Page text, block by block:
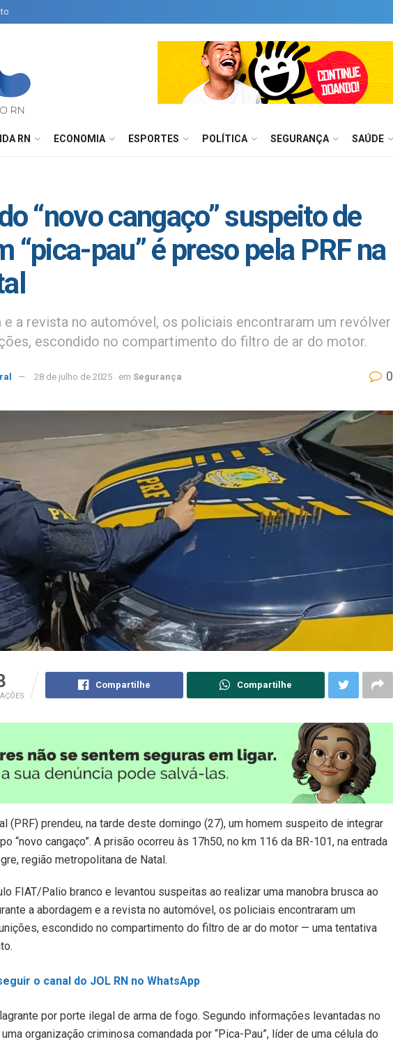
RN ECONOMIA ESPORTES POLÍTICA SEGURANÇA SAÚDE
“novo cangaço” suspeito de
“pica-pau” é preso pela PRF na
e a revista no automóvel, os policiais encontraram um revólver
escondido no compartimento do filtro de ar do motor.
28 de julho de 2025 em Segurança 0
Compartilhe Compartilhe
(PRF) prendeu, na tarde deste domingo (27), um homem suspeito de integrar
“novo cangaço”. A prisão ocorreu às 17h50, no km 116 da BR-101, na entrada
região metropolitana de Natal.
FIAT/Palio branco e levantou suspeitas ao realizar uma manobra brusca ao
a abordagem e a revista no automóvel, os policiais encontraram um
escondido no compartimento do filtro de ar do motor — uma tentativa
o canal do JOL RN no WhatsApp
por porte ilegal de arma de fogo. Segundo informações levantadas no
organização criminosa comandada por “Pica-Pau”, líder de uma célula do